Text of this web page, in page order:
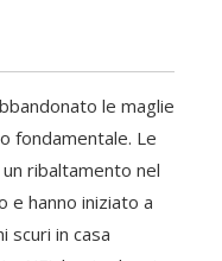
le maglie
fondamentale. Le
ribaltamento nel
e hanno iniziato a
scuri in casa